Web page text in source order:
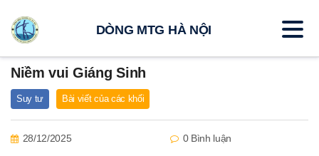
Niềm vui Giáng Sinh
Suy tư Bài viết của các khối
28/12/2025 0 Bình luận
DÒNG MTG HÀ NỘI